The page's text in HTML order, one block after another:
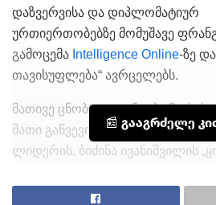
დაზვერვისა და დიპლომატიურ
ურთიერთობებზე მომუშავე
გამოცემა Intelligence Online-ზე
თავისუფლება“ ავრცელებს.
მათივე ცნობით, აგენტები მაისის
მათი გაწვევის ფონია „ქართული
ლიდერის, ბიძინა ივანიშვილის
თავისუფლება“ წერს, გამოცემა ამ
📰 გააგრძელე